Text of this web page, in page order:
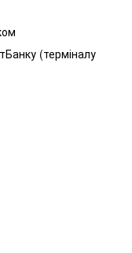
(терміналу